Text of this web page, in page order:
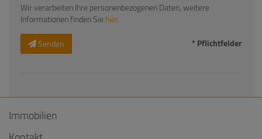
Wir verarbeiten Ihre personenbezogenen Daten, weitere
Informationen finden Siehier.
Senden
* Pflichtfelder
Immobilien